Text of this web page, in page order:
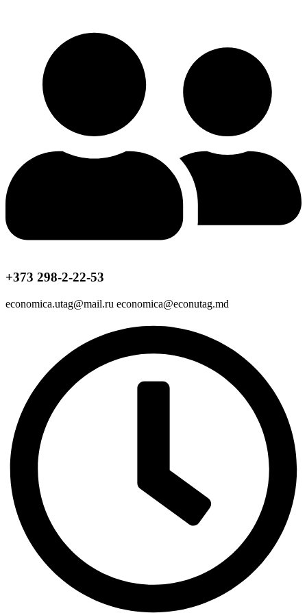
+373 298-2-22-53
economica.utag@mail.ru economica@econutag.md